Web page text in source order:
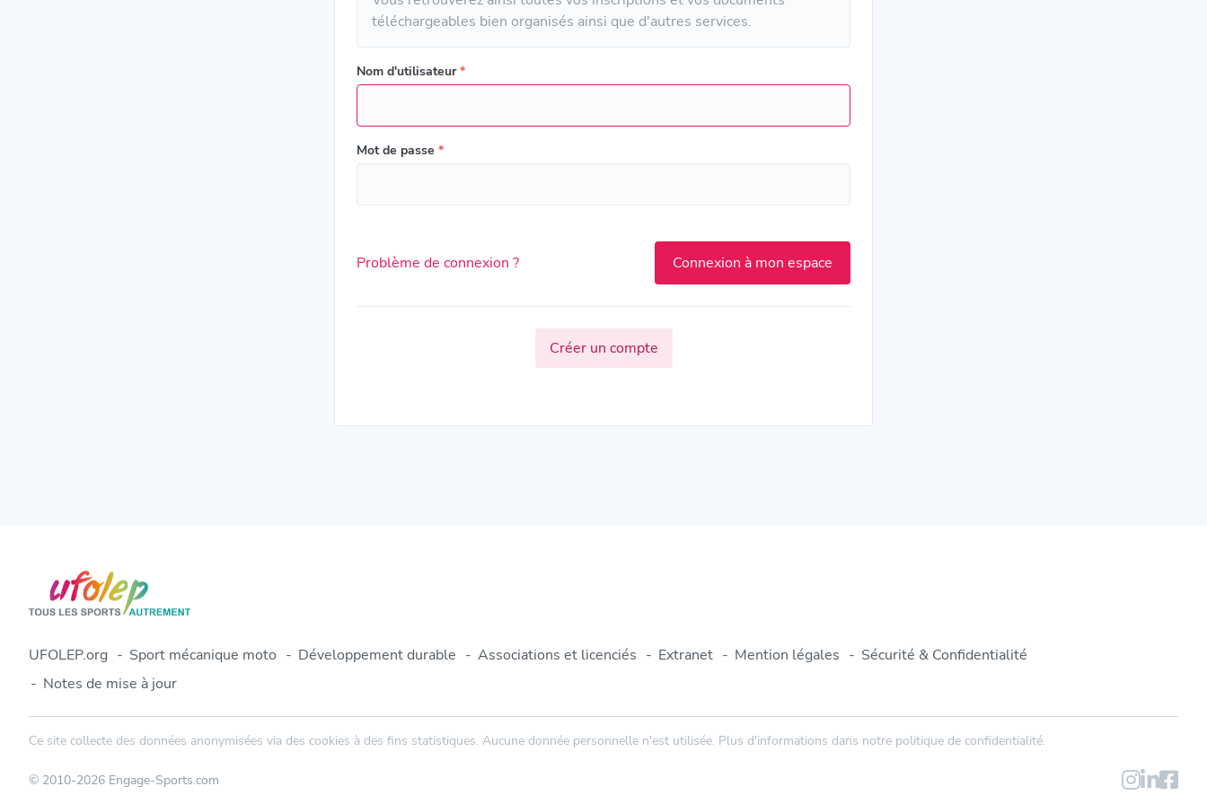
téléchargeables bien organisés ainsi que d'autres services.
Nom d'utilisateur*
Mot de passe *
Problème de connexion ?
Créer un compte
UFOLEP.org Sport mécanique moto Développement durable Associations et licenciés Extranet Mention légales
Sécurité & Confidentialité
Notes de mise à jour
Ce site collecte des données anonymisées via des cookies à des fins statistiques. Aucune donnée personnelle n'est utilisée. Plus d'informations dans notre politique de confidentialité.
© 2010-2026 Engage-Sports.com